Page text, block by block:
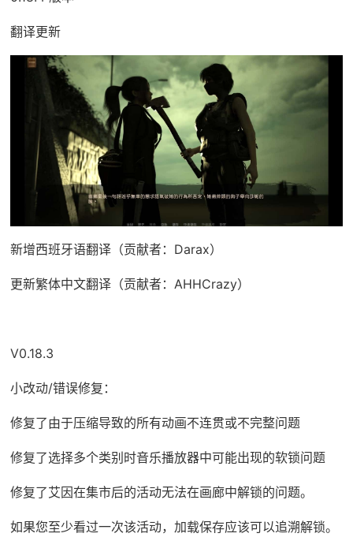
翻译更新
新增西班牙语翻译（贡献者：Darax）
更新繁体中文翻译（贡献者：AHHCrazy）
V0.18.3
小改动/错误修复：
修复了由于压缩导致的所有动画不连贯或不完整问题
修复了选择多个类别时音乐播放器中可能出现的软锁问题
修复了艾因在集市后的活动无法在画廊中解锁的问题。
如果您至少看过一次该活动，加载保存应该可以追溯解锁。